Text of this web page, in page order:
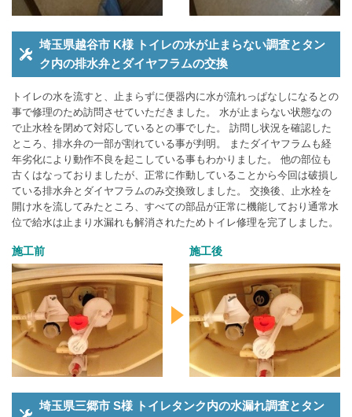
埼玉県越谷市 K様 トイレの水が止まらない調査とタン
ク内の排水弁とダイヤフラムの交換
トイレの水を流すと、止まらずに便器内に水が流れっぱなしになるとの
事で修理のため訪問させていただきました。 水が止まらない状態なの
で止水栓を閉めて対応しているとの事でした。 訪問し状況を確認した
ところ、排水弁の一部が割れている事が判明。 またダイヤフラムも経
年劣化により動作不良を起こしている事もわかりました。 他の部位も
古くはなっておりましたが、正常に作動していることから今回は破損し
ている排水弁とダイヤフラムのみ交換致しました。 交換後、止水栓を
開け水を流してみたところ、すべての部品が正常に機能しており通常水
位で給水は止まり水漏れも解消されたためトイレ修理を完了しました。
施工前 施工後
埼玉県三郷市 S様 トイレタンク内の水漏れ調査とタン